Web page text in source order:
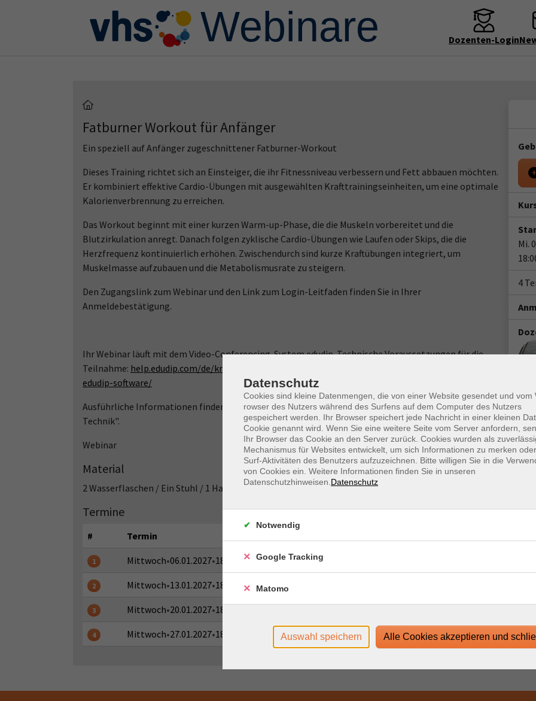
Dozenten-Login
Fatburner Workout für Anfänger
Ein speziell auf Anfänger zugeschnittener Fatburner-Workout
Dieses Training richtet sich an Einsteiger, die ihr Fitnessniveau verbessern und Fett abbauen möchten.
Er kombiniert effektive Cardio-Übungen mit ausgewählten Krafttrainingseinheiten, um eine optimale
Kalorienverbrennung zu erreichen.
Das Workout beginnt mit einer kurzen Warm-up-Phase, die die Muskeln vorbereitet und die
Blutzirkulation anregt. Danach folgen zyklische Cardio-Übungen wie Laufen oder Skips, die die
Herzfrequenz kontinuierlich erhöhen. Zwischendurch sind kurze Kraftübungen integriert, um
Muskelmasse aufzubauen und die Metabolismusrate zu steigern.
Den Zugangslink zum Webinar und den Link zum Login-Leitfaden finden Sie in Ihrer
Anmeldebestätigung.
Ihr Webinar läuft mit dem Video-Conferencing-System edudip. Technische Voraussetzungen für die
Teilnahme: help.edudip.com/de/knowledge-base/technische-voraussetzungen-zur-nutzung-der-
edudip-software/
Ausführliche Informationen finden Sie auf www.webinare-vhs.de unter dem Menüpunkt "Hinweise zur
Technik".
Webinar
Material
2 Wasserflaschen / Ein Stuhl / 1 Handtuch
Termine
# Termin
1 Mittwoch•06.01.2027•18:00 - 18:45 Uhr
2 Mittwoch•13.01.2027•18:00 - 18:45 Uhr
3 Mittwoch•20.01.2027•18:00 - 18:45 Uhr
4 Mittwoch•27.01.2027•18:00 - 18:45 Uhr
Mi.
4
Datenschutz
Cookies sind kleine Datenmengen, die von einer Website gesendet und vom
rowser des Nutzers während des Surfens auf dem Computer des Nutzers
gespeichert werden. Ihr Browser speichert jede Nachricht in einer kleinen
Cookie genannt wird. Wenn Sie eine weitere Seite vom Server anfordern,
Ihr Browser das Cookie an den Server zurück. Cookies wurden als
Mechanismus für Websites entwickelt, um sich Informationen zu merken
Surf-Aktivitäten des Benutzers aufzuzeichnen. Bitte willigen Sie in die
von Cookies ein. Weitere Informationen finden Sie in unseren
Datenschutzhinweisen. Datenschutz
Notwendig
Google Tracking
Matomo
Auswahl speichern Alle Cookies akzeptieren und